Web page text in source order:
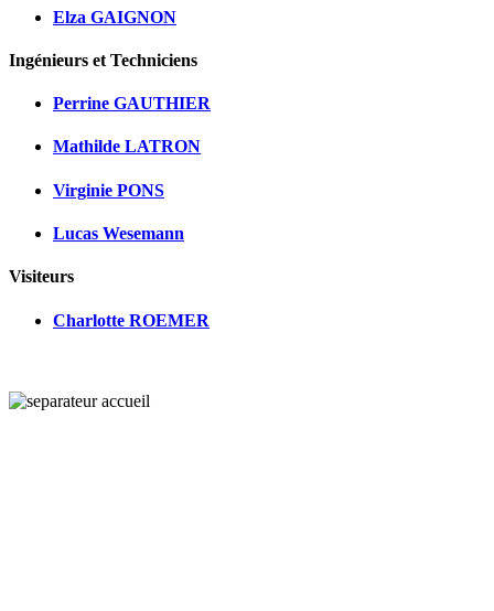
Elza GAIGNON
Ingénieurs et Techniciens
Perrine GAUTHIER
Mathilde LATRON
Virginie PONS
Lucas Wesemann
Visiteurs
Charlotte ROEMER